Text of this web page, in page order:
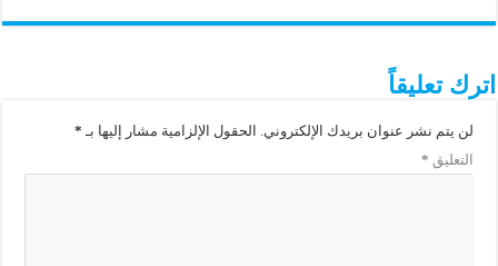
اترك تعليقاً
لن يتم نشر عنوان بريدك الإلكتروني. الحقول الإلزامية مشار إليها بـ *
التعليق *